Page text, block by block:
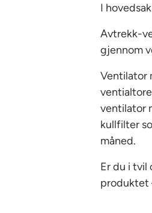
I
Avtrekk-
gjennom
Ventilator
ventilator
kullfilter
måned.
Er du i tvil
produktet